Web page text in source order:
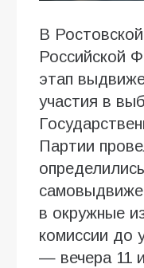
В
Российской
этап
участия в
Партии
в окружные
комиссии до
— вечера 11